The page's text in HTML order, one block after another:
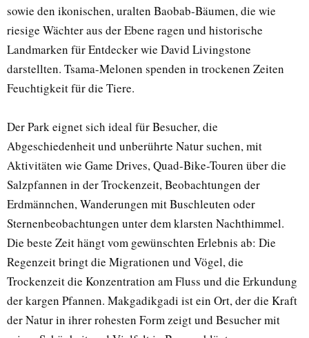
sowie den ikonischen, uralten Baobab-Bäumen, die wie
riesige Wächter aus der Ebene ragen und historische
Landmarken für Entdecker wie David Livingstone
darstellten. Tsama-Melonen spenden in trockenen Zeiten
Feuchtigkeit für die Tiere.
Der Park eignet sich ideal für Besucher, die
Abgeschiedenheit und unberührte Natur suchen, mit
Aktivitäten wie Game Drives, Quad-Bike-Touren über die
Salzpfannen in der Trockenzeit, Beobachtungen der
Erdmännchen, Wanderungen mit Buschleuten oder
Sternenbeobachtungen unter dem klarsten Nachthimmel.
Die beste Zeit hängt vom gewünschten Erlebnis ab: Die
Regenzeit bringt die Migrationen und Vögel, die
Trockenzeit die Konzentration am Fluss und die Erkundung
der kargen Pfannen. Makgadikgadi ist ein Ort, der die Kraft
der Natur in ihrer rohesten Form zeigt und Besucher mit